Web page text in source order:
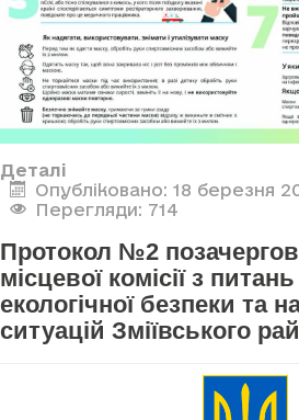
Деталі
Опубліковано: 18 березня
Перегляди: 714
Протокол №2
місцевої комісії з
екологічної безпеки та
ситуацій Зміївського